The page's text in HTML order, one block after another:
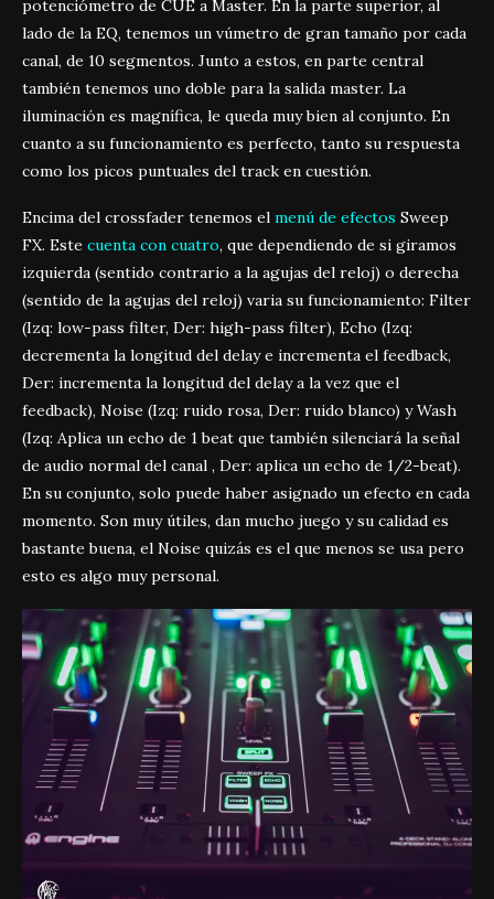
potenciómetro de CUE a Master. En la parte superior, al
lado de la EQ, tenemos un vúmetro de gran tamaño por cada
canal, de 10 segmentos. Junto a estos, en parte central
también tenemos uno doble para la salida master. La
iluminación es magnífica, le queda muy bien al conjunto. En
cuanto a su funcionamiento es perfecto, tanto su respuesta
como los picos puntuales del track en cuestión.
Encima del crossfader tenemos el menú de efectos Sweep
FX. Este cuenta con cuatro, que dependiendo de si giramos
izquierda (sentido contrario a la agujas del reloj) o derecha
(sentido de la agujas del reloj) varia su funcionamiento: Filter
(Izq: low-pass filter, Der: high-pass filter), Echo (Izq:
decrementa la longitud del delay e incrementa el feedback,
Der: incrementa la longitud del delay a la vez que el
feedback), Noise (Izq: ruido rosa, Der: ruido blanco) y Wash
(Izq: Aplica un echo de 1 beat que también silenciará la señal
de audio normal del canal , Der: aplica un echo de 1/2-beat).
En su conjunto, solo puede haber asignado un efecto en cada
momento. Son muy útiles, dan mucho juego y su calidad es
bastante buena, el Noise quizás es el que menos se usa pero
esto es algo muy personal.